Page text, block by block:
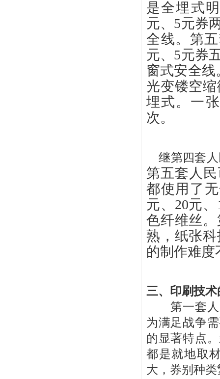
是全埋式
元、5元券
全线。第
元、5元券
窗式安全线
光变镂空
埋式。一
次。
继第四套人
第五套人民
都使用了
元、20元
色纤维丝
熟，纸张
的制作难度
三、印刷技
第一套人
为满足战争
的显著特点
都是就地取
大，券别种